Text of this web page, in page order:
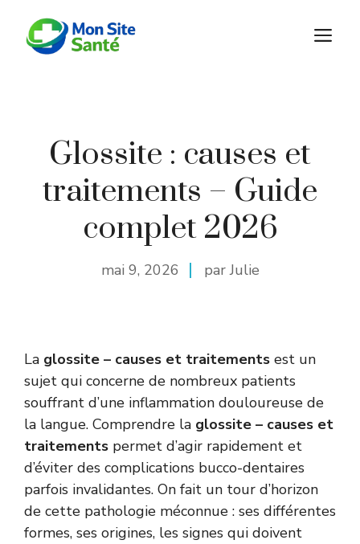
contenu
Glossite : causes et
traitements – Guide
complet 2026
mai 9, 2026 par Julie
La glossite – causes et traitements est un
sujet qui concerne de nombreux patients
souffrant d’une inflammation douloureuse de
la langue. Comprendre la glossite – causes et
traitements permet d’agir rapidement et
d’éviter des complications bucco-dentaires
parfois invalidantes. On fait un tour d’horizon
de cette pathologie méconnue : ses différentes
formes, ses origines, les signes qui doivent